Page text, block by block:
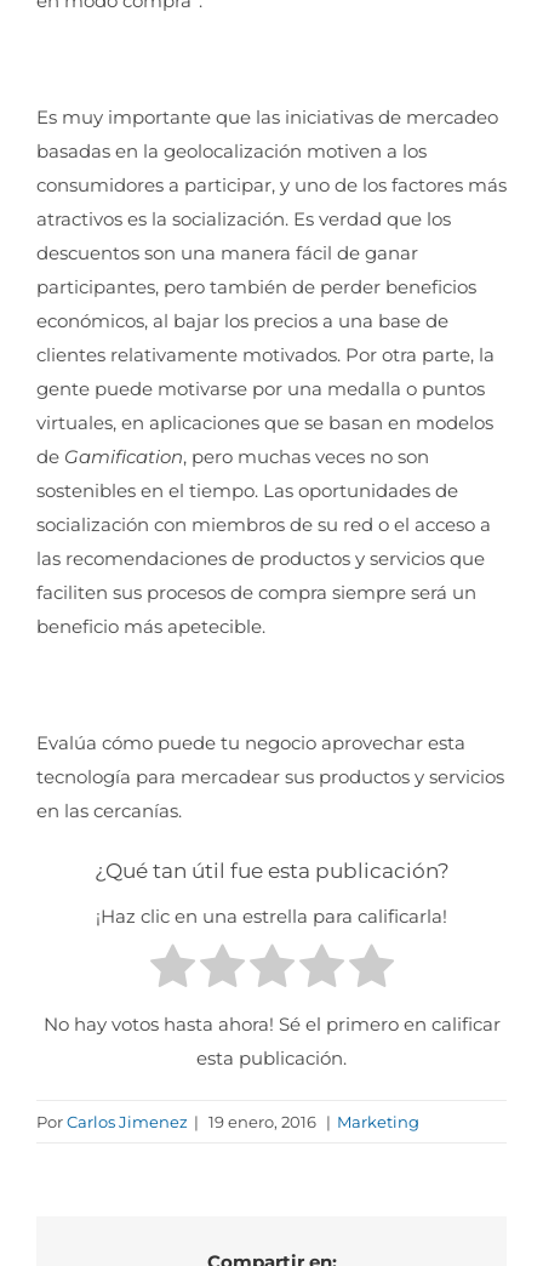
Es muy importante que las iniciativas de mercadeo
basadas en la geolocalización motiven a los
consumidores a participar, y uno de los factores más
atractivos es la socialización. Es verdad que los
descuentos son una manera fácil de ganar
participantes, pero también de perder beneficios
económicos, al bajar los precios a una base de
clientes relativamente motivados. Por otra parte, la
gente puede motivarse por una medalla o puntos
virtuales, en aplicaciones que se basan en modelos
de Gamification, pero muchas veces no son
sostenibles en el tiempo. Las oportunidades de
socialización con miembros de su red o el acceso a
las recomendaciones de productos y servicios que
faciliten sus procesos de compra siempre será un
beneficio más apetecible.
Evalúa cómo puede tu negocio aprovechar esta
tecnología para mercadear sus productos y servicios
en las cercanías.
¿Qué tan útil fue esta publicación?
¡Haz clic en una estrella para calificarla!
No hay votos hasta ahora! Sé el primero en calificar
esta publicación.
PorCarlos Jimenez | 19 enero, 2016 | Marketing